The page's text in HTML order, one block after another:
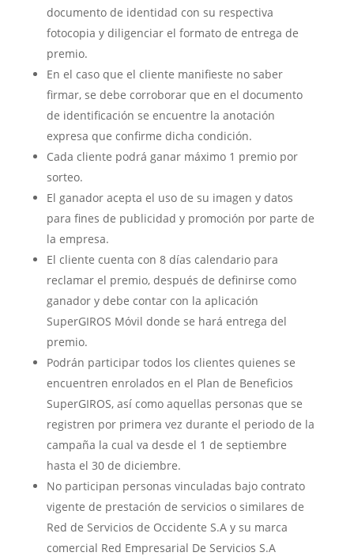
documento de identidad con su respectiva
fotocopia y diligenciar el formato de entrega de
premio.
En el caso que el cliente manifieste no saber
firmar, se debe corroborar que en el documento
de identificación se encuentre la anotación
expresa que confirme dicha condición.
Cada cliente podrá ganar máximo 1 premio por
sorteo.
El ganador acepta el uso de su imagen y datos
para fines de publicidad y promoción por parte de
la empresa.
El cliente cuenta con 8 días calendario para
reclamar el premio, después de definirse como
ganador y debe contar con la aplicación
SuperGIROS Móvil donde se hará entrega del
premio.
Podrán participar todos los clientes quienes se
encuentren enrolados en el Plan de Beneficios
SuperGIROS, así como aquellas personas que se
registren por primera vez durante el periodo de la
campaña la cual va desde el 1 de septiembre
hasta el 30 de diciembre.
No participan personas vinculadas bajo contrato
vigente de prestación de servicios o similares de
Red de Servicios de Occidente S.A y su marca
comercial Red Empresarial De Servicios S.A